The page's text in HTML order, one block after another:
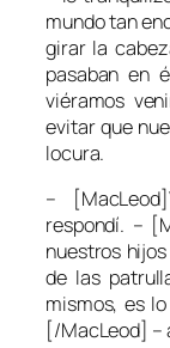
mundo tan
girar la
pasaban en
viéramos
evitar que
locura.
–
respondí. –
nuestros
de las
mismos, es
[/MacLeod] –